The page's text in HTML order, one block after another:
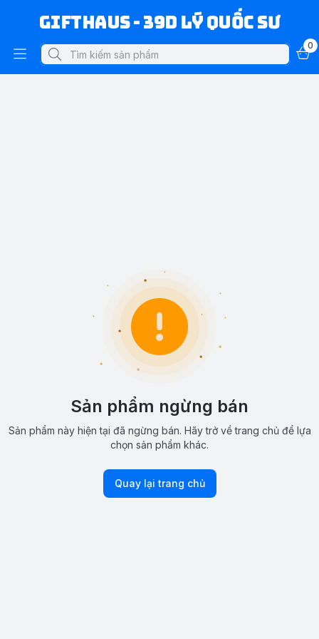
Gifthaus - 39D Lý Quốc Sư
0
Sản phẩm ngừng bán
Sản phẩm này hiện tại đã ngừng bán. Hãy trở về trang chủ để lựa
chọn sản phẩm khác.
Quay lại trang chủ